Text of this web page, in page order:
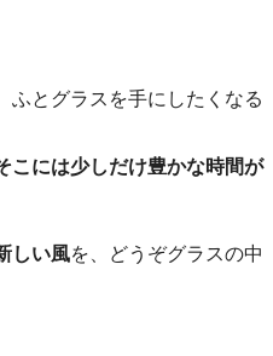
ふとグラスを手にしたくなる
こには少しだけ豊かな時間が
しい風を、どうぞグラスの中